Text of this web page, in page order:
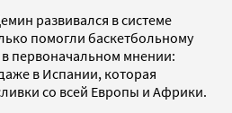
развивался в системе
помогли баскетбольному
в первоначальном мнении:
в Испании, которая
со всей Европы и Африки.